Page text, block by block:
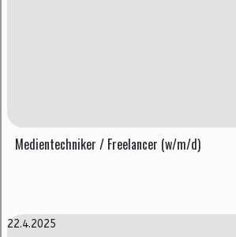
Medientechniker / Freelancer (w/m/d)
22.4.2025